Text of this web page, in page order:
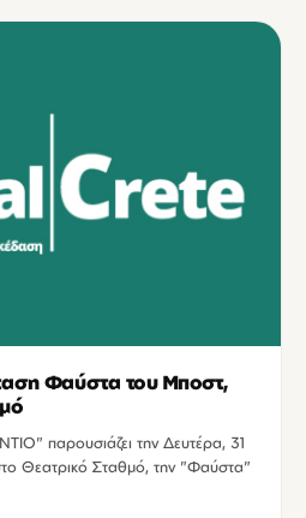
Φαύστα του Μποστ,
παρουσιάζει την Δευτέρα, 31
Θεατρικό Σταθμό, την "Φαύστα"